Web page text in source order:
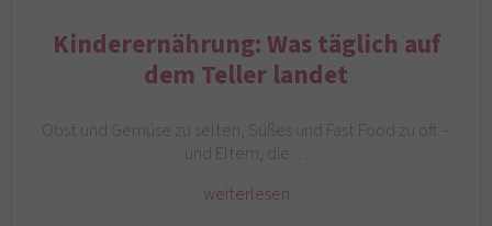
Kinderernährung: Was täglich auf
dem Teller landet
Obst und Gemüse zu selten, Süßes und Fast Food zu oft –
und Eltern, die…
weiterlesen